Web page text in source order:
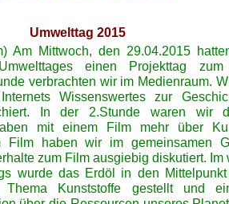
Umwelttag 2015
Am Mittwoch, den 29.04.2015
einen Projekttag zum
verbrachten wir im Medienraum.
Wissenswertes zur
In der 2.Stunde waren wir
mit einem Film mehr über
Film haben wir im gemeinsamen
zum Film ausgiebig diskutiert. Im
wurde das Erdöl in den
Thema Kunststoffe gestellt und